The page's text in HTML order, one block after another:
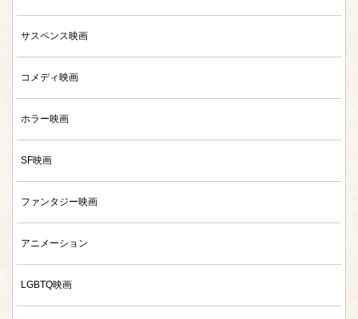
サスペンス映画
コメディ映画
ホラー映画
SF映画
ファンタジー映画
アニメーション
LGBTQ映画